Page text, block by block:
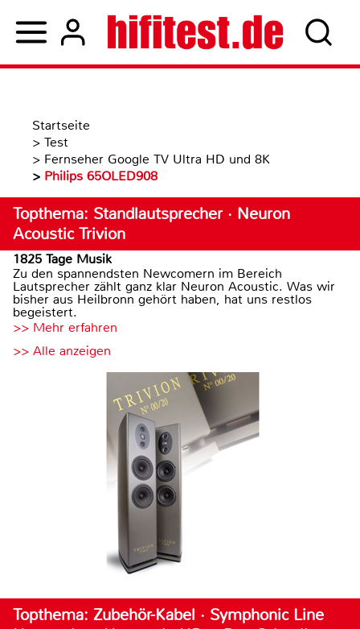
Startseite
> Test
> Fernseher Google TV Ultra HD und 8K
> Philips 65OLED908
Topthema: Standlautsprecher · Neuron
Acoustic Trivion
1825 Tage Musik
Zu den spannendsten Newcomern im Bereich
Lautsprecher zählt ganz klar Neuron Acoustic. Was wir
bisher aus Heilbronn gehört haben, hat uns restlos
begeistert.
>> Mehr erfahren
>> Alle anzeigen
Topthema: Zubehör-Kabel · Symphonic Line